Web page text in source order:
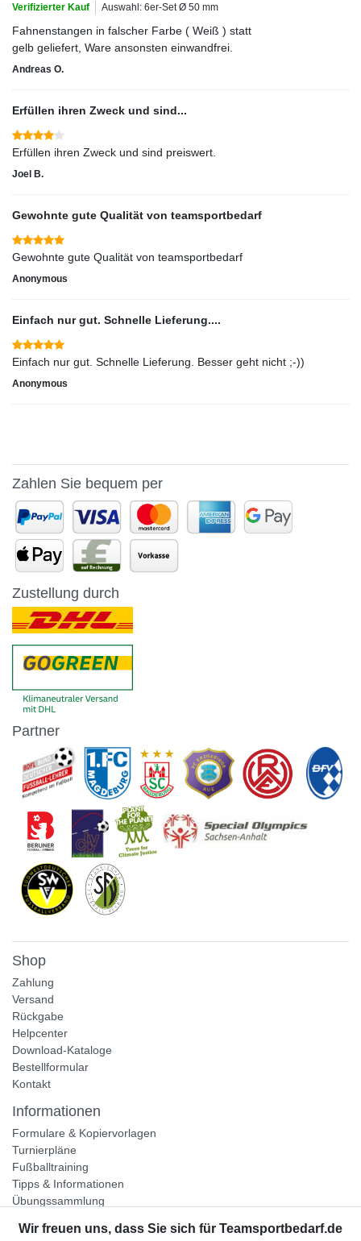
Verifizierter Kauf Auswahl: 6er-Set Ø 50 mm
Fahnenstangen in falscher Farbe ( Weiß ) statt
gelb geliefert, Ware ansonsten einwandfrei.
Andreas O.
Erfüllen ihren Zweck und sind...
Erfüllen ihren Zweck und sind preiswert.
Joel B.
Gewohnte gute Qualität von teamsportbedarf
Gewohnte gute Qualität von teamsportbedarf
Anonymous
Einfach nur gut. Schnelle Lieferung....
Einfach nur gut. Schnelle Lieferung. Besser geht nicht ;-))
Anonymous
Zahlen Sie bequem per
Zustellung durch
Partner
Shop
Zahlung
Versand
Rückgabe
Helpcenter
Download-Kataloge
Bestellformular
Kontakt
Informationen
Formulare & Kopiervorlagen
Turnierpläne
Fußballtraining
Tipps & Informationen
Übungssammlung
Unternehmen